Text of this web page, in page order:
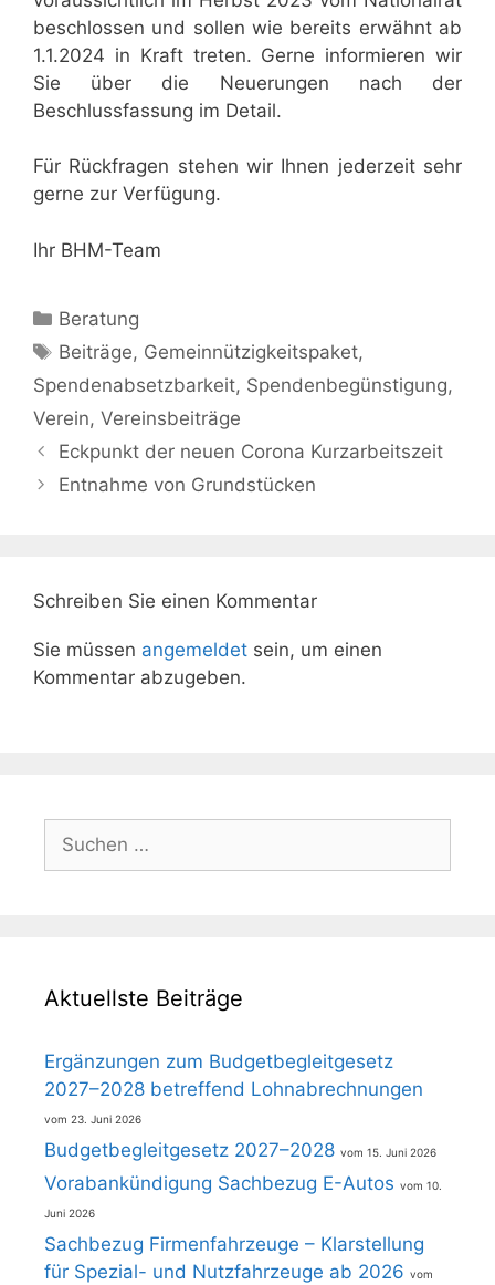
beschlossen und sollen wie bereits erwähnt ab
1.1.2024 in Kraft treten. Gerne informieren wir
Sie über die Neuerungen nach der
Beschlussfassung im Detail.
Für Rückfragen stehen wir Ihnen jederzeit sehr
gerne zur Verfügung.
Ihr BHM-Team
Kategorien
Beratung
Schlagwörter
Beiträge, Gemeinnützigkeitspaket,
Spendenabsetzbarkeit, Spendenbegünstigung,
Verein, Vereinsbeiträge
Eckpunkt der neuen Corona Kurzarbeitszeit
Entnahme von Grundstücken
Schreiben Sie einen Kommentar
Sie müssen angemeldet sein, um einen
Kommentar abzugeben.
Suchen
nach:
Aktuellste Beiträge
Ergänzungen zum Budgetbegleitgesetz
2027–2028 betreffend Lohnabrechnungen
23. Juni 2026
Budgetbegleitgesetz 2027–2028 15. Juni 2026
Vorabankündigung Sachbezug E-Autos 10.
Juni 2026
Sachbezug Firmenfahrzeuge – Klarstellung
für Spezial- und Nutzfahrzeuge ab 2026